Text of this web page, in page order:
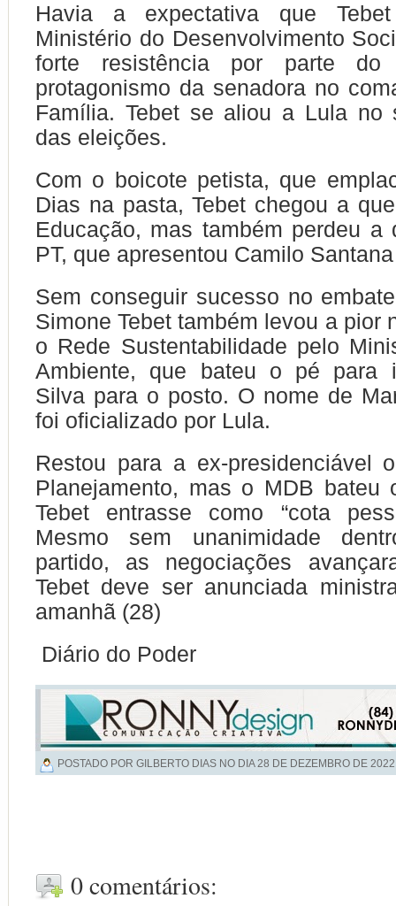
Havia a expectativa que
Ministério do Desenvolvimento
forte resistência por parte do
protagonismo da senadora no
Família. Tebet se aliou a Lula no
das eleições.
Com o boicote petista, que
Dias na pasta, Tebet chegou a
Educação, mas também perdeu a
PT, que apresentou Camilo
Sem conseguir sucesso no
Simone Tebet também levou a pior
o Rede Sustentabilidade pelo
Ambiente, que bateu o pé para
Silva para o posto. O nome de
foi oficializado por Lula.
Restou para a ex-presidenciável
Planejamento, mas o MDB bateu
Tebet entrasse como “cota
Mesmo sem unanimidade
partido, as negociações
Tebet deve ser anunciada
amanhã (28)
Diário do Poder
POSTADO POR GILBERTO DIAS NO DIA28 DE DEZEMBRO DE 2022
0 comentários: